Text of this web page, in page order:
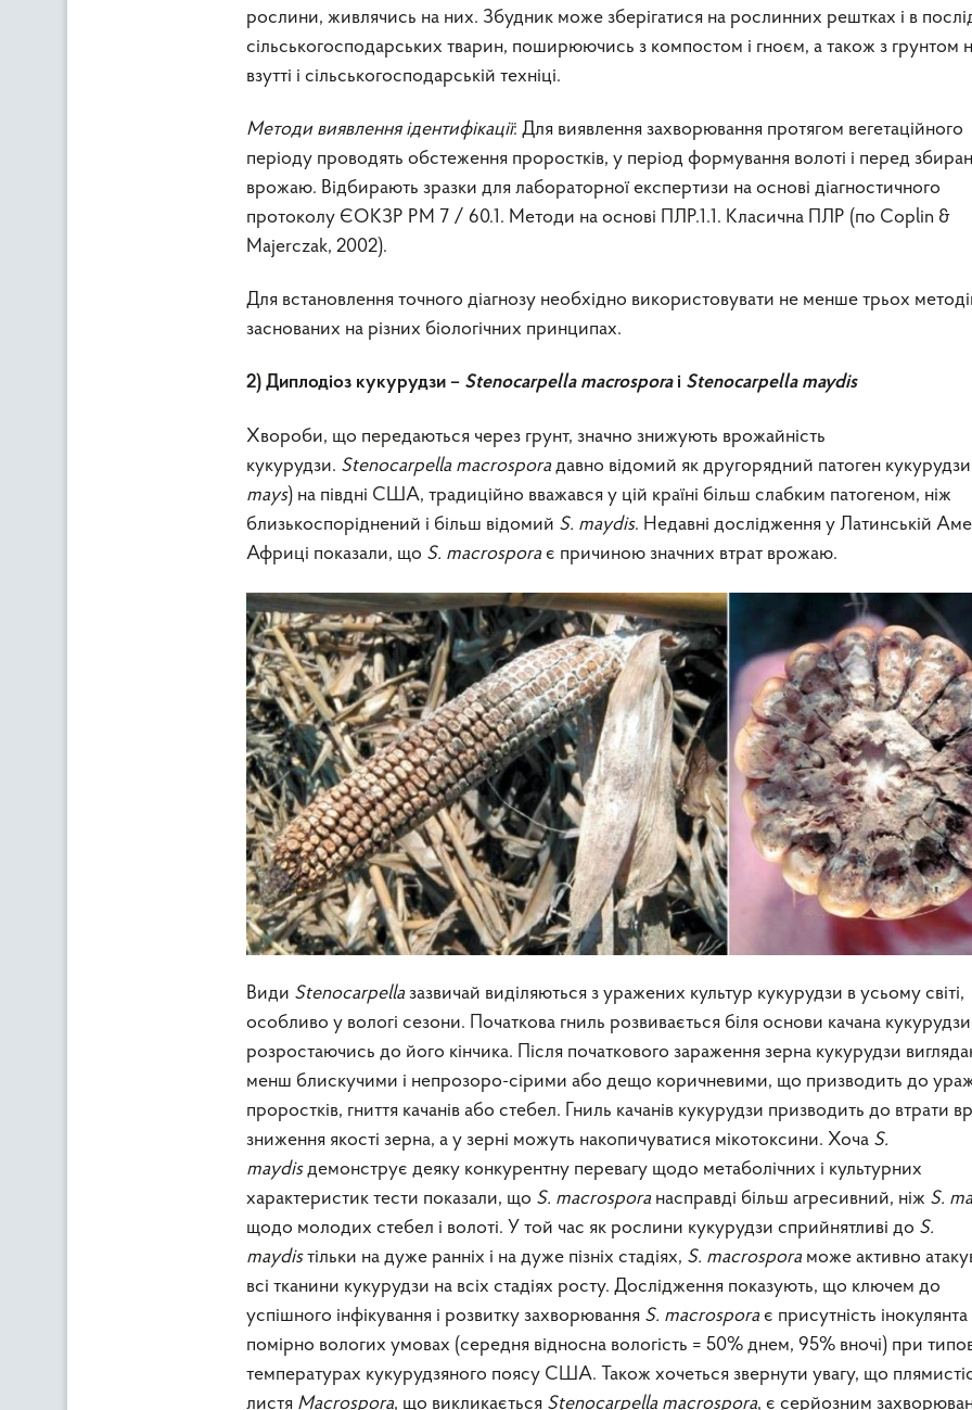
рослини, живлячись на них. Збудник може зберігатися на рослинних рештках і в
сільськогосподарських тварин, поширюючись з компостом і гноєм, а також з грунтом
взутті і сільськогосподарській техніці.
Методи виявлення ідентифікації: Для виявлення захворювання протягом вегетаційного
періоду проводять обстеження проростків, у період формування волоті і перед
врожаю. Відбирають зразки для лабораторної експертизи на основі діагностичного
протоколу ЄОКЗР PM 7 / 60.1. Методи на основі ПЛР.1.1. Класична ПЛР (по Coplin &
Majerczak, 2002).
Для встановлення точного діагнозу необхідно використовувати не менше трьох
заснованих на різних біологічних принципах.
2) Диплодіоз кукурудзи – Stenocarpella macrosporaі Stenocarpella maydis
Хвороби, що передаються через грунт, значно знижують врожайність
кукурудзи. Stenocarpella macrosporaдавно відомий як другорядний патоген
mays) на півдні США, традиційно вважався у цій країні більш слабким патогеном, ніж
близькоспоріднений і більш відомий S. maydis. Недавні дослідження у Латинській
Африці показали, що S. macrosporaє причиною значних втрат врожаю.
Види Stenocarpellaзазвичай виділяються з уражених культур кукурудзи в усьому світі,
особливо у вологі сезони. Початкова гниль розвивається біля основи качана
розростаючись до його кінчика. Після початкового зараження зерна кукурудзи
менш блискучими і непрозоро-сірими або дещо коричневими, що призводить до
проростків, гниття качанів або стебел. Гниль качанів кукурудзи призводить до втрати
зниження якості зерна, а у зерні можуть накопичуватися мікотоксини. Хоча S.
maydisдемонструє деяку конкурентну перевагу щодо метаболічних і культурних
характеристик тести показали, що S. macrosporaнасправді більш агресивний, ніж S.
щодо молодих стебел і волоті. У той час як рослини кукурудзи сприйнятливі до S.
maydisтільки на дуже ранніх і на дуже пізніх стадіях, S. macrosporaможе активно
всі тканини кукурудзи на всіх стадіях росту. Дослідження показують, що ключем до
успішного інфікування і розвитку захворювання S. macrosporaє присутність інокулянта
помірно вологих умовах (середня відносна вологість = 50% днем, 95% вночі) при
температурах кукурудзяного поясу США. Також хочеться звернути увагу, що
листя Macrospora, що викликається Stenocarpella macrospora, є серйозним